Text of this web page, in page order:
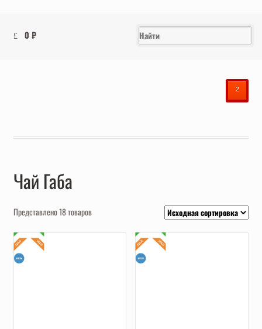
0₽
²
Чай Габа
Представлено 18 товаров